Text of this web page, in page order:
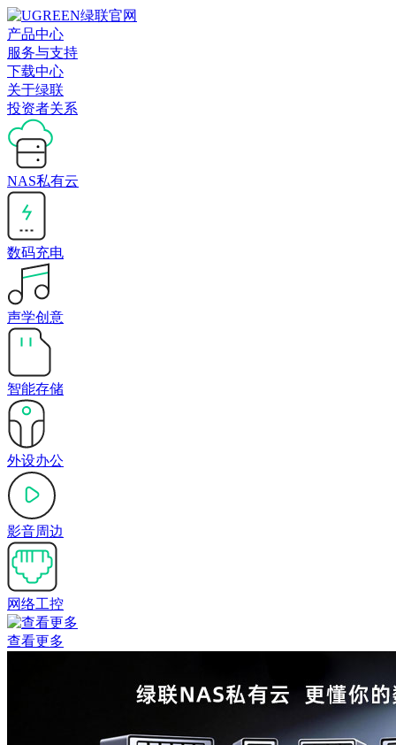
产品中心
服务与支持
下载中心
关于绿联
投资者关系
NAS私有云
数码充电
声学创意
智能存储
外设办公
影音周边
网络工控
查看更多